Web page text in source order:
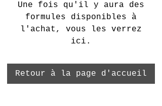
Une fois qu'il y aura des
formules disponibles à
l'achat, vous les verrez
ici.
Retour à la page d'accueil